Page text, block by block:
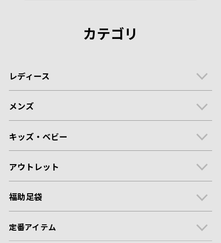
カテゴリ
レディース
メンズ
キッズ・ベビー
アウトレット
福助足袋
定番アイテム